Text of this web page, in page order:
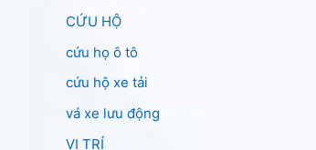
CỨU HỘ
cứu họ ô tô
cứu hộ xe tải
vá xe lưu động
VỊ TRÍ